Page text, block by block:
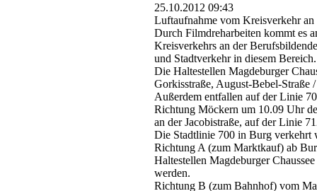
25.10.2012 09:43
Luftaufnahme vom Kreisverkehr
Durch Filmdreharbeiten kommt es
Kreisverkehrs an der
und Stadtverkehr in diesem Bereich.
Die Haltestellen Magdeburger
Gorkisstraße, August-Bebel-Straße
Außerdem entfallen auf der Linie
Richtung Möckern um 10.09 Uhr
an der Jacobistraße, auf der Linie
Die Stadtlinie 700 in Burg verkehrt
Richtung A (zum Marktkauf) ab
Haltestellen Magdeburger
werden.
Richtung B (zum Bahnhof) vom